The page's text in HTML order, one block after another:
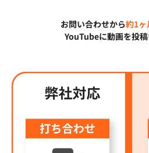
お問い合わせから約1ヶ
YouTubeに動画を投稿